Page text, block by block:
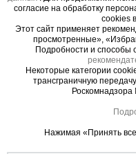
согласие на обработку
cookies
Этот сайт применяет
просмотренные»,
Подробности и способы
Некоторые категории
трансграничную
Нажимая «Принять